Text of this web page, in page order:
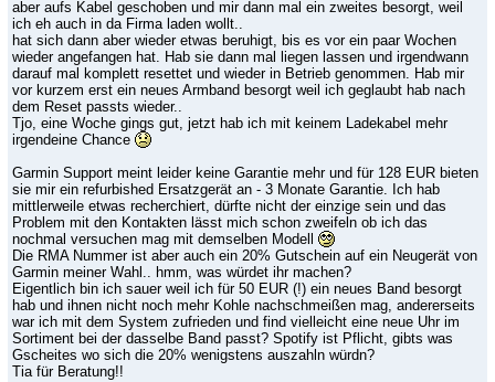
aber aufs Kabel geschoben und mir dann mal ein zweites besorgt, weil
ich eh auch in da Firma laden wollt..
hat sich dann aber wieder etwas beruhigt, bis es vor ein paar Wochen
wieder angefangen hat. Hab sie dann mal liegen lassen und irgendwann
darauf mal komplett resettet und wieder in Betrieb genommen. Hab mir
vor kurzem erst ein neues Armband besorgt weil ich geglaubt hab nach
dem Reset passts wieder..
Tjo, eine Woche gings gut, jetzt hab ich mit keinem Ladekabel mehr
irgendeine Chance
Garmin Support meint leider keine Garantie mehr und für 128 EUR bieten
sie mir ein refurbished Ersatzgerät an - 3 Monate Garantie. Ich hab
mittlerweile etwas recherchiert, dürfte nicht der einzige sein und das
Problem mit den Kontakten lässt mich schon zweifeln ob ich das
nochmal versuchen mag mit demselben Modell
Die RMA Nummer ist aber auch ein 20% Gutschein auf ein Neugerät von
Garmin meiner Wahl.. hmm, was würdet ihr machen?
Eigentlich bin ich sauer weil ich für 50 EUR (!) ein neues Band besorgt
hab und ihnen nicht noch mehr Kohle nachschmeißen mag, andererseits
war ich mit dem System zufrieden und find vielleicht eine neue Uhr im
Sortiment bei der dasselbe Band passt? Spotify ist Pflicht, gibts was
Gscheites wo sich die 20% wenigstens auszahln würdn?
Tia für Beratung!!